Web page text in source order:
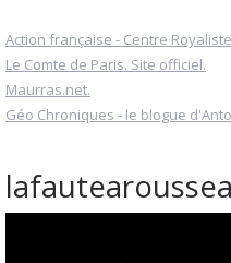
Action française - Centre
Le Comte de Paris. Site officiel.
Maurras.net.
Géo Chroniques - le blogue